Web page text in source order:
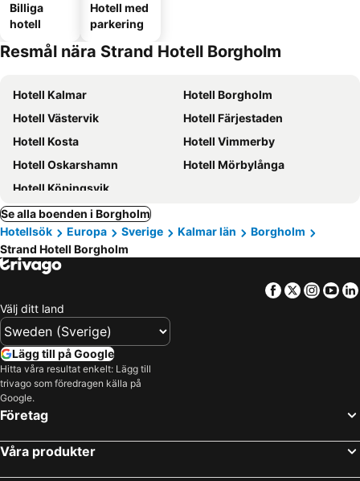
Billiga
hotell
Hotell med
parkering
Resmål nära Strand Hotell Borgholm
Hotell Kalmar
Hotell Borgholm
Hotell Västervik
Hotell Färjestaden
Hotell Kosta
Hotell Vimmerby
Hotell Oskarshamn
Hotell Mörbylånga
Hotell Köpingsvik
Se alla boenden i Borgholm
Hotellsök
Europa Sverige Kalmar län
Borgholm
Strand Hotell Borgholm
Facebook
Twitter
Välj ditt land
Lägg till på Google
Hitta våra resultat enkelt: Lägg till
trivago som föredragen källa på
Google.
Företag
Våra produkter